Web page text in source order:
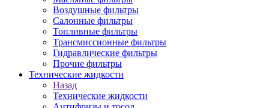
Воздушные фильтры
Салонные фильтры
Топливные фильтры
Трансмиссионные фильтры
Гидравлические фильтры
Прочие фильтры
Технические жидкости
Назад
Технические жидкости